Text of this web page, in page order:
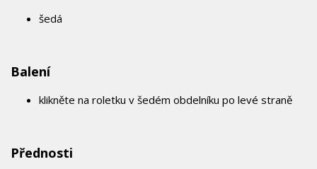
šedá
Balení
klikněte na roletku v šedém obdelníku po levé straně
Přednosti